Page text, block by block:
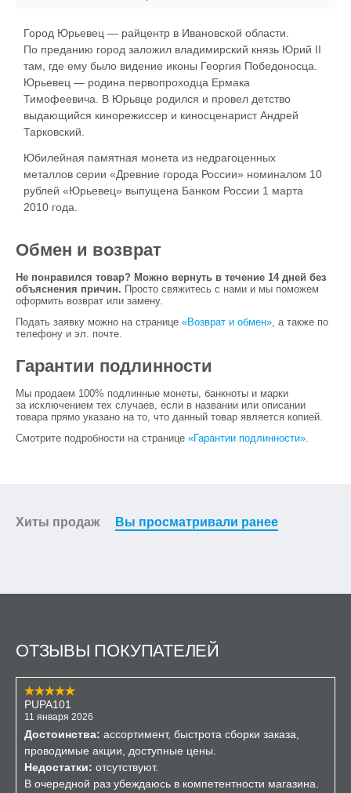
Город Юрьевец — райцентр в Ивановской области.
По преданию город заложил владимирский князь Юрий II
там, где ему было видение иконы Георгия Победоносца.
Юрьевец — родина первопроходца Ермака
Тимофеевича. В Юрьвце родился и провел детство
выдающийся кинорежиссер и киносценарист Андрей
Тарковский.
Юбилейная памятная монета из недрагоценных
металлов серии «Древние города России» номиналом 10
рублей «Юрьевец» выпущена Банком России 1 марта
2010 года.
Обмен и возврат
Не понравился товар? Можно вернуть в течение 14 дней без
объяснения причин. Просто свяжитесь с нами и мы поможем
оформить возврат или замену.
Подать заявку можно на странице «Возврат и обмен», а также по
телефону и эл. почте.
Гарантии подлинности
Мы продаем 100% подлинные монеты, банкноты и марки
за исключением тех случаев, если в названии или описании
товара прямо указано на то, что данный товар является копией.
Смотрите подробности на странице «Гарантии подлинности».
Хиты продаж Вы просматривали ранее
ОТЗЫВЫ ПОКУПАТЕЛЕЙ
PUPA101
11 января 2026
Достоинства: ассортимент, быстрота сборки заказа,
проводимые акции, доступные цены.
Недостатки: отсутствуют.
В очередной раз убеждаюсь в компетентности магазина.